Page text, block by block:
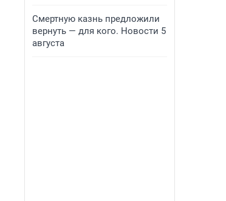
Смертную казнь предложили
вернуть — для кого. Новости 5
августа